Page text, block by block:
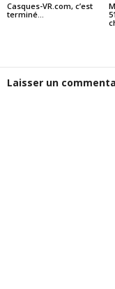
Casques-VR.com, c’est
terminé…
Laisser un